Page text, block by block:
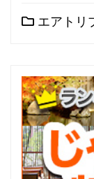
エアトリ